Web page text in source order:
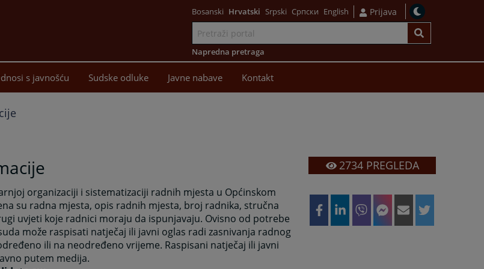
Bosanski Hrvatski Srpski Српски English Prijava
Napredna pretraga
s javnošću Sudske odluke Javne nabave Kontakt
organizaciji i sistematizaciji radnih mjesta u Općinskom
su radna mjesta, opis radnih mjesta, broj radnika, stručna
uvjeti koje radnici moraju da ispunjavaju. Ovisno od potrebe
može raspisati natječaj ili javni oglas radi zasnivanja radnog
ili na neodređeno vrijeme. Raspisani natječaj ili javni
putem medija.
2734PREGLEDA